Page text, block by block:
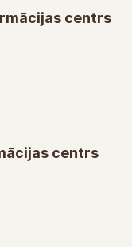
centrs
centrs